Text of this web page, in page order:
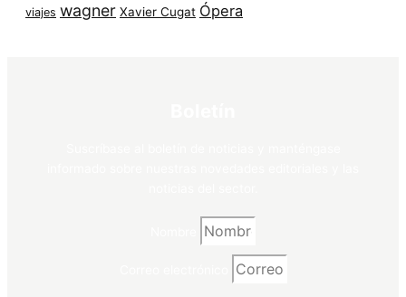
viajes wagner Xavier Cugat Ópera